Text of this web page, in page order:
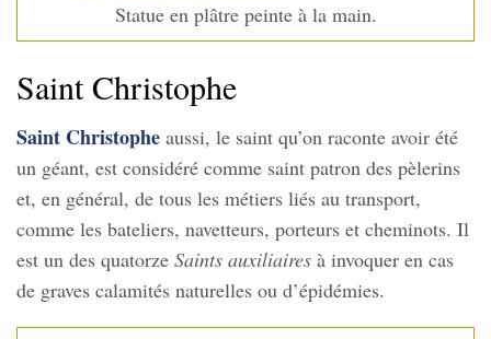
Statue en plâtre peinte à la main.
Saint Christophe
Saint Christophe aussi, le saint qu’on raconte avoir été
un géant, est considéré comme saint patron des pèlerins
et, en général, de tous les métiers liés au transport,
comme les bateliers, navetteurs, porteurs et cheminots. Il
est un des quatorze Saints auxiliaires à invoquer en cas
de graves calamités naturelles ou d’épidémies.